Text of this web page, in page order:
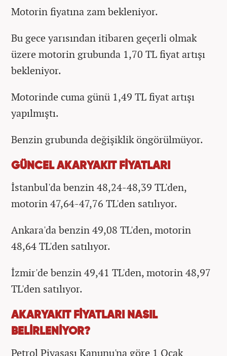
Motorin fiyatına zam bekleniyor.
Bu gece yarısından itibaren geçerli olmak
üzere motorin grubunda 1,70 TL fiyat artışı
bekleniyor.
Motorinde cuma günü 1,49 TL fiyat artışı
yapılmıştı.
Benzin grubunda değişiklik öngörülmüyor.
GÜNCEL AKARYAKIT FİYATLARI
İstanbul'da benzin 48,24-48,39 TL'den,
motorin 47,64-47,76 TL'den satılıyor.
Ankara'da benzin 49,08 TL'den, motorin
48,64 TL'den satılıyor.
İzmir'de benzin 49,41 TL'den, motorin 48,97
TL'den satılıyor.
AKARYAKIT FİYATLARI NASIL
BELİRLENİYOR?
Petrol Piyasası Kanunu'na göre 1 Ocak